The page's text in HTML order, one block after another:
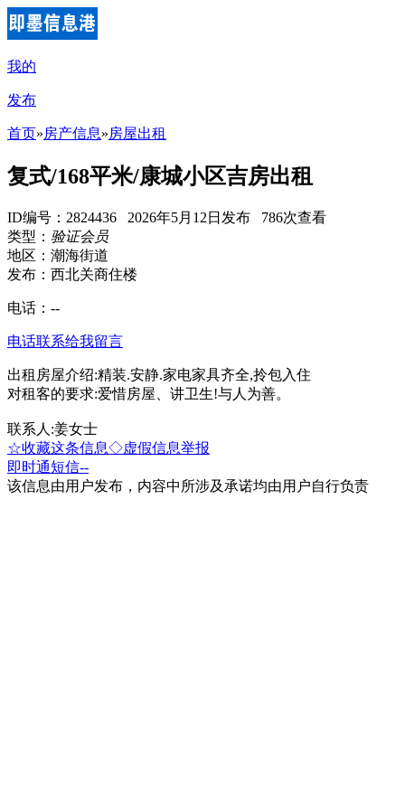
我的
发布
首页»房产信息»房屋出租
复式/168平米/康城小区吉房出租
ID编号：2824436 2026年5月12日发布 786次查看
类型： 验证会员
地区：潮海街道
发布：西北关商住楼
电话： --
电话联系给我留言
出租房屋介绍:精装.安静.家电家具齐全,拎包入住
对租客的要求:爱惜房屋、讲卫生!与人为善。
联系人:姜女士
☆收藏这条信息◇虚假信息举报
即时通短信--
该信息由用户发布，内容中所涉及承诺均由用户自行负责